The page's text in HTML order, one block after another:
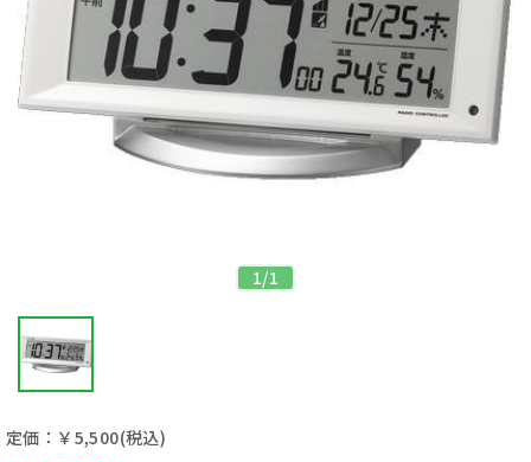
1/1
定価：￥5,500(税込)